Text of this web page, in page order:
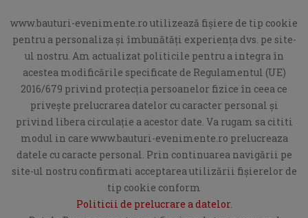
www.bauturi-evenimente.ro utilizează fişiere de tip cookie
pentru a personaliza și îmbunătăți experiența dvs. pe site-
ul nostru. Am actualizat politicile pentru a integra în
acestea modificările specificate de Regulamentul (UE)
2016/679 privind protecția persoanelor fizice în ceea ce
privește prelucrarea datelor cu caracter personal și
privind libera circulație a acestor date. Va rugam sa cititi
modul in care www.bauturi-evenimente.ro prelucreaza
datele cu caracte personal. Prin continuarea navigării pe
site-ul nostru confirmati acceptarea utilizării fişierelor de
tip cookie conform
Politicii de prelucrare a datelor.